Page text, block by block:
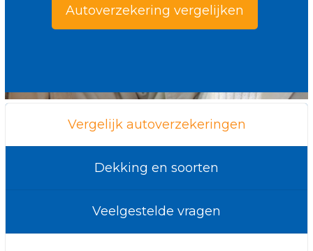
Autoverzekering vergelijken
Vergelijk autoverzekeringen
Dekking en soorten
Veelgestelde vragen